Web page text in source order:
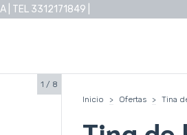
| TEL 3312171849 |
1 / 8
Inicio
> Ofertas > Tina